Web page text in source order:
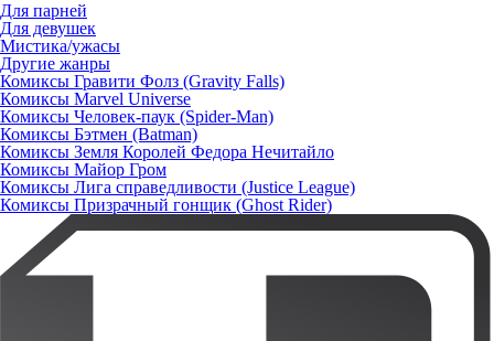
Для парней
Для девушек
Мистика/ужасы
Другие жанры
Комиксы Гравити Фолз (Gravity Falls)
Комиксы Marvel Universe
Комиксы Человек-паук (Spider-Man)
Комиксы Бэтмен (Batman)
Комиксы Земля Королей Федора Нечитайло
Комиксы Майор Гром
Комиксы Лига справедливости (Justice League)
Комиксы Призрачный гонщик (Ghost Rider)